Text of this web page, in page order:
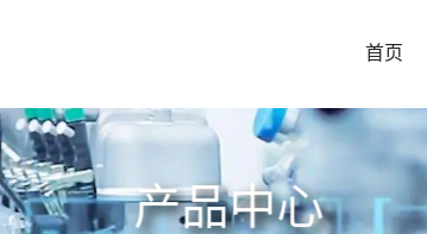
首页
产品中心